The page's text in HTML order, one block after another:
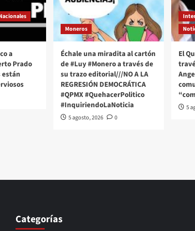
a
Prado
están
Moneros
Échale una miradita al cartón
de #Luy #Monero a través de
su trazo editorial///NO A LA
REGRESIÓN DEMOCRÁTICA
#QPMX #QuehacerPolitico
#InquiriendoLaNoticia
5 agosto, 2026 0
El
5
Categorías